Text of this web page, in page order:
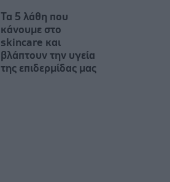
Τα 5 λάθη που
κάνουμε στο
skincare και
βλάπτουν την υγεία
της επιδερμίδας μας